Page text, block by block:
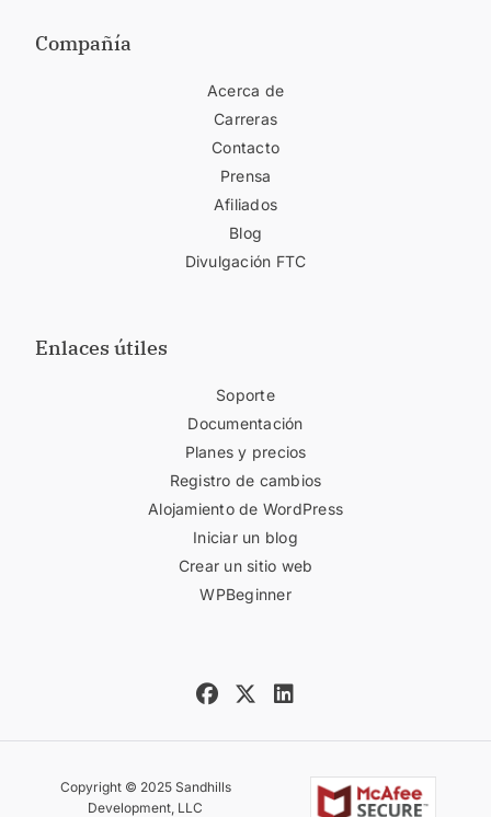
Compañía
Acerca de
Carreras
Contacto
Prensa
Afiliados
Blog
Divulgación FTC
Enlaces útiles
Soporte
Documentación
Planes y precios
Registro de cambios
Alojamiento de WordPress
Iniciar un blog
Crear un sitio web
WPBeginner
Copyright © 2025 Sandhills
Development, LLC